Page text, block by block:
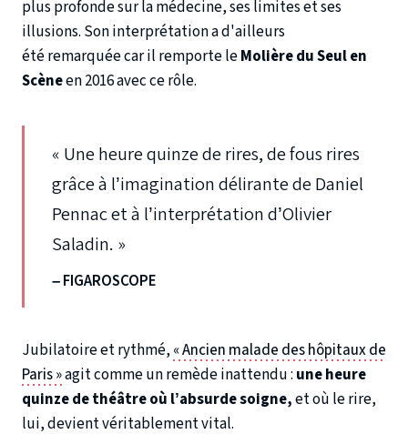
plus profonde sur la médecine, ses limites et ses
illusions. Son interprétation a d'ailleurs
été remarquée car il remporte leMolière du Seul en
Scèneen 2016 avec ce rôle.
« Une heure quinze de rires, de fous rires
grâce à l’imagination délirante de Daniel
Pennac et à l’interprétation d’Olivier
Saladin. »
– FIGAROSCOPE
Jubilatoire et rythmé, « Ancien malade des hôpitaux de
Paris »agit comme un remède inattendu : une heure
quinze de théâtre où l’absurde soigne,et où le rire,
lui, devient véritablement vital.